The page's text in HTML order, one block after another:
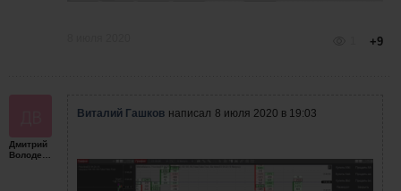
+9
Дмитрий
Виталий Гашков написал 8 июля 2020 в 19:03